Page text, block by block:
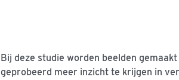
Bij deze studie worden beelden
geprobeerd meer inzicht te krijgen in